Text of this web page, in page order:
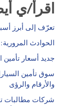
اقرأ/ي
تعرّف إلى أبرز
الحوادث
جديد أسعار تأمين
والأرقام والرؤى
شركات مطالبات